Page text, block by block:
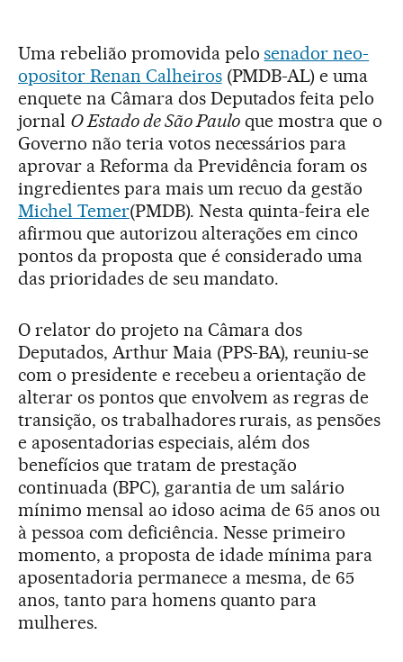
Uma rebelião promovida pelosenador neo-
opositor Renan Calheiros(PMDB-AL) e uma
enquete na Câmara dos Deputados feita pelo
jornal O Estado de São Paulo que mostra que o
Governo não teria votos necessários para
aprovar a Reforma da Previdência foram os
ingredientes para mais um recuo da gestão
Michel Temer(PMDB). Nesta quinta-feira ele
afirmou que autorizou alterações em cinco
pontos da proposta que é considerado uma
das prioridades de seu mandato.
O relator do projeto na Câmara dos
Deputados, Arthur Maia (PPS-BA), reuniu-se
com o presidente e recebeu a orientação de
alterar os pontos que envolvem as regras de
transição, os trabalhadores rurais, as pensões
e aposentadorias especiais, além dos
benefícios que tratam de prestação
continuada (BPC), garantia de um salário
mínimo mensal ao idoso acima de 65 anos ou
à pessoa com deficiência. Nesse primeiro
momento, a proposta de idade mínima para
aposentadoria permanece a mesma, de 65
anos, tanto para homens quanto para
mulheres.